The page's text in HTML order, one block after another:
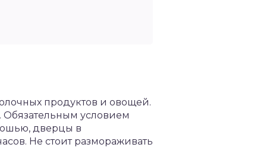
продуктов и овощей.
Обязательным условием
дверцы в
Не стоит размораживать